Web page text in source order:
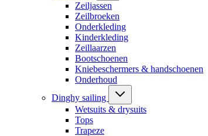
Zeiljassen
Zeilbroeken
Onderkleding
Kinderkleding
Zeillaarzen
Bootschoenen
Kniebeschermers & handschoenen
Onderhoud
Dinghy sailing
Wetsuits & drysuits
Tops
Trapeze